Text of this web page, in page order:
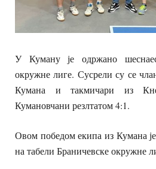
У Куману је одржано
окружне лиге. Сусрели су се
Кумана и такмичари из
Кумановчани резлтатом 4:1.
Овом победом екипа из Кумана
на табели Браничевске окружне